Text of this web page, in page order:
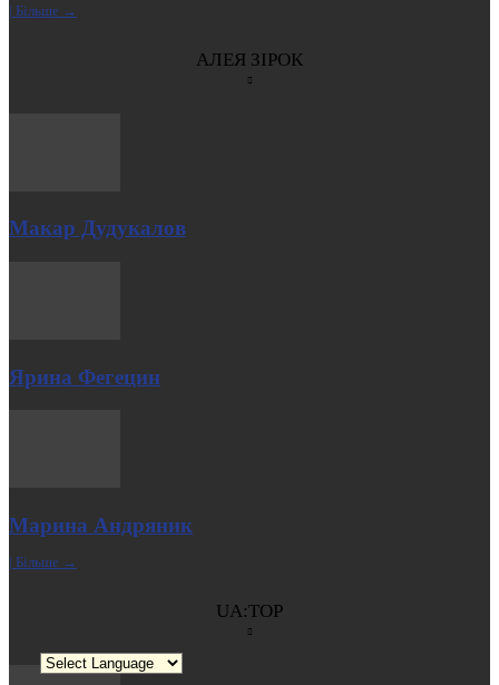
| Більше →
АЛЕЯ ЗІРОК
Макар Дудукалов
Ярина Фегецин
Марина Андряник
| Більше →
UA:TOP